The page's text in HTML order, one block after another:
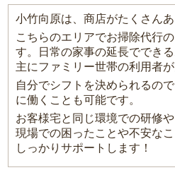
小竹向原は、商店がたくさんあ
こちらのエリアでお掃除代行
す。日常の家事の延長ででき
主にファミリー世帯の利用者
自分でシフトを決められるの
に働くことも可能です。
お客様宅と同じ環境での研修
現場での困ったことや不安な
しっかりサポートします！